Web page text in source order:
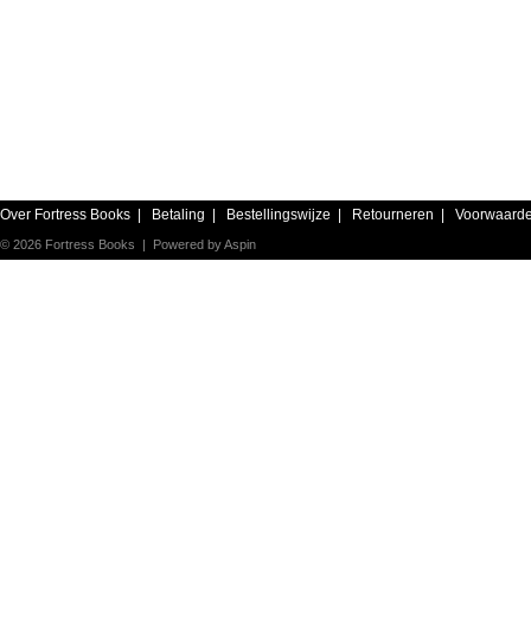
Over Fortress Books Betaling Bestellingswijze Retourneren
© 2026 Fortress Books | Powered byAspin